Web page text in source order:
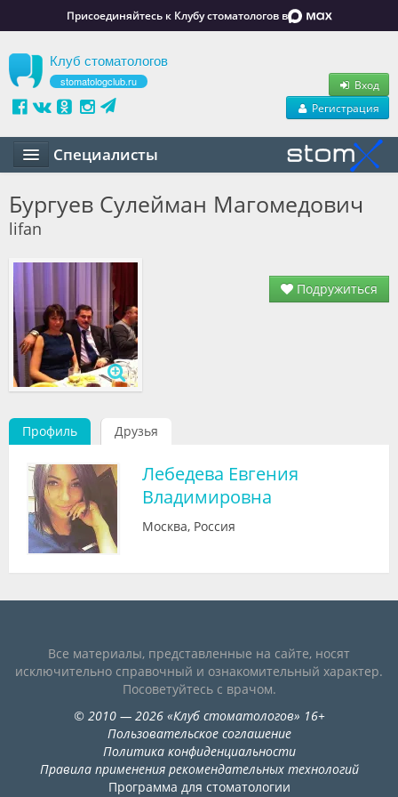
Присоединяйтесь к Клубу стоматологов в
Клуб стоматологов
stomatologclub.ru
Вход
Регистрация
Специалисты
Маркет
Обучение
Вакансии
Резюме
Объявления
Видео
Клиники
Специалисты
Блоги
Бургуев Сулейман Магомедович
Подружиться
lifan
Профиль Друзья
Лебедева Евгения
Владимировна
Москва, Россия
Все материалы, представленные на сайте, носят
исключительно справочный и ознакомительный характер.
Посоветуйтесь с врачом.
© 2010— 2026«Клуб стоматологов» 16+
Пользовательское соглашение
Политика конфиденциальности
Правила применения рекомендательных технологий
Программа для стоматологии